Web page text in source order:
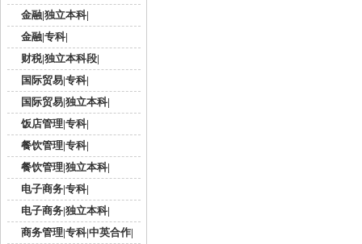
金融|独立本科|
金融|专科|
财税|独立本科段|
国际贸易|专科|
国际贸易|独立本科|
饭店管理|专科|
餐饮管理|专科|
餐饮管理|独立本科|
电子商务|专科|
电子商务|独立本科|
商务管理|专科|中英合作|